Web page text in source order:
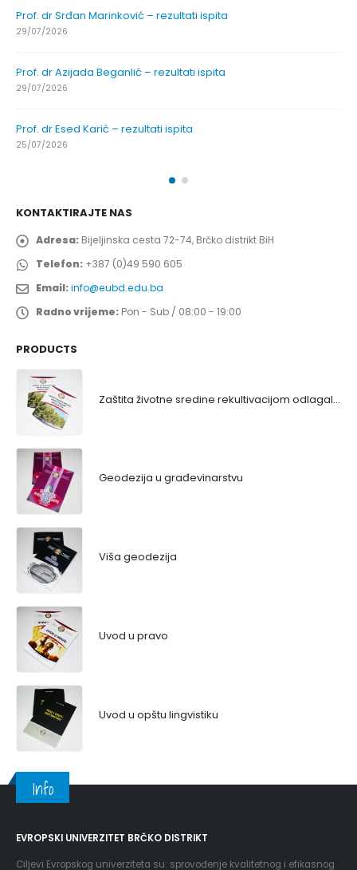
Prof. dr Srđan Marinković – rezultati ispita
29/07/2026
Prof. dr Azijada Beganlić – rezultati ispita
29/07/2026
Prof. dr Esed Karić – rezultati ispita
25/07/2026
KONTAKTIRAJTE NAS
Adresa: Bijeljinska cesta 72-74, Brčko distrikt BiH
Telefon: +387 (0)49 590 605
Email:info@eubd.edu.ba
Radno vrijeme: Pon - Sub / 08:00 - 19:00
PRODUCTS
Zaštita životne sredine rekultivacijom odlagališta
Geodezija u građevinarstvu
Viša geodezija
Uvod u pravo
Uvod u opštu lingvistiku
Info
EVROPSKI UNIVERZITET BRČKO DISTRIKT
Ciljevi Evropskog univerziteta su: sprovođenje kvalitetnog i efikasnog